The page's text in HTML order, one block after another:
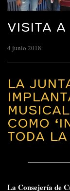
VISITA
4 junio 2018
LA
COMO
TODA
La Consejería de